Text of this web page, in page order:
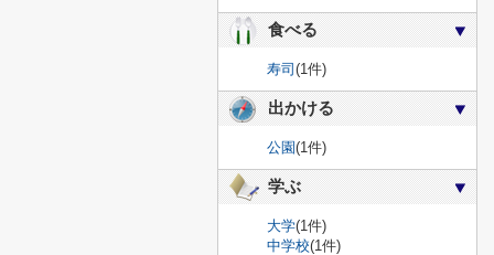
食べる
寿司 (1件)
出かける
公園(1件)
学ぶ
大学(1件)
中学校(1件)